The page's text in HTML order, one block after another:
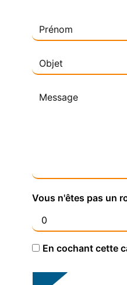
Vous n'êtes pas un
En cochant cette